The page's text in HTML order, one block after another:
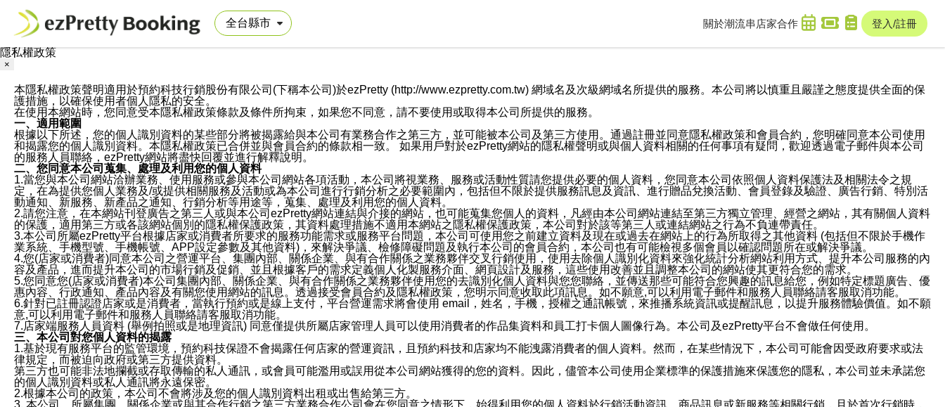
關於潮流串 店家合作 登入/註冊
隱私權政策
×
本隱私權政策聲明適用於預約科技行銷股份有限公司(下稱本公司)於ezPretty (http://www.ezpretty.com.tw) 網域名及次級網域名所提供的服務。本公司將以慎重且嚴謹之態度提供全面的保
護措施，以確保使用者個人隱私的安全。
在使用本網站時，您同意受本隱私權政策條款及條件所拘束，如果您不同意，請不要使用或取得本公司所提供的服務。
一、適用範圍
根據以下所述，您的個人識別資料的某些部分將被揭露給與本公司有業務合作之第三方，並可能被本公司及第三方使用。通過註冊並同意隱私權政策和會員合約，您明確同意本公司使用
和揭露您的個人識別資料。本隱私權政策已合併並與會員合約的條款相一致。 如果用戶對於ezPretty網站的隱私權聲明或與個人資料相關的任何事項有疑問，歡迎透過電子郵件與本公司
的服務人員聯絡，ezPretty網站將盡快回覆並進行解釋說明。
二、您同意本公司蒐集、處理及利用您的個人資料
1.當您與本公司網站洽辦業務、使用服務或參與本公司網站各項活動，本公司將視業務、服務或活動性質請您提供必要的個人資料，您同意本公司依照個人資料保護法及相關法令之規
定，在為提供您個人業務及/或提供相關服務及活動或為本公司進行行銷分析之必要範圍內，包括但不限於提供服務訊息及資訊、進行贈品兌換活動、會員登錄及驗證、廣告行銷、特別活
動通知、新服務、新產品之通知、行銷分析等用途等，蒐集、處理及利用您的個人資料。
2.請您注意，在本網站刊登廣告之第三人或與本公司ezPretty網站連結與介接的網站，也可能蒐集您個人的資料，凡經由本公司網站連結至第三方獨立管理、經營之網站，其有關個人資料
的保護，適用第三方或各該網站個別的隱私權保護政策，其資料處理措施不適用本網站之隱私權保護政策，本公司對於該等第三人或連結網站之行為不負連帶責任。
3.本公司所屬ezPretty平台根據店家或消費者所要求的服務功能需求或服務平台問題，本公司可使用您之前建立資料及現在或過去在網站上的行為所取得之其他資料 (包括但不限於手機作
業系統、手機型號、手機帳號、APP設定參數及其他資料)，來解決爭議、檢修障礙問題及執行本公司的會員合約，本公司也有可能檢視多個會員以確認問題所在或解決爭議。
4.您(店家或消費者)同意本公司之營運平台、集團內部、關係企業、與有合作關係之業務夥伴交叉行銷使用，使用去除個人識別化資料來強化統計分析網站利用方式、提升本公司服務的內
容及產品，進而提升本公司的市場行銷及促銷、並且根據客戶的需求定義個人化製服務介面、網頁設計及服務，這些使用改善並且調整本公司的網站使其更符合您的需求。
5.您同意您(店家或消費者)本公司集團內部、關係企業、與有合作關係之業務夥伴使用您的去識別化個人資料與您您聯絡，並傳送那些可能符合您興趣的訊息給您，例如特定標題廣告、優
惠內容、行政通知、產品內容及有關您使用網站的訊息。透過接受會員合約及隱私權政策，您明示同意收取此項訊息。如不願意,可以利用電子郵件和服務人員聯絡請客服取消功能。
6.針對已註冊認證店家或是消費者，當執行預約或是線上支付，平台營運需求將會使用 email，姓名，手機，授權之通訊帳號，來推播系統資訊或提醒訊息，以提升服務體驗價值。如不願
意,可以利用電子郵件和服務人員聯絡請客服取消功能。
7.店家端服務人員資料 (舉例拍照或是地理資訊) 同意僅提供所屬店家管理人員可以使用消費者的作品集資料和員工打卡個人圖像行為。本公司及ezPretty平台不會做任何使用。
三、本公司對您個人資料的揭露
1.基於現有服務平台的監管環境，預約科技保證不會揭露任何店家的營運資訊，且預約科技和店家均不能洩露消費者的個人資料。然而，在某些情況下，本公司可能會因受政府要求或法
律規定，而被迫向政府或第三方提供資料。
第三方也可能非法地攔截或存取傳輸的私人通訊，或會員可能濫用或誤用從本公司網站獲得的您的資料。因此，儘管本公司使用企業標準的保護措施來保護您的隱私，本公司並未承諾您
的個人識別資料或私人通訊將永遠保密。
2.根據本公司的政策，本公司不會將涉及您的個人識別資料出租或出售給第三方。
3. 本公司、所屬集團、關係企業或與其合作行銷之第三方業務合作公司會在您同意之情形下，始得利用您的個人資料於行銷活動資訊、商品訊息或新服務等相關行銷，且於首次行銷時，